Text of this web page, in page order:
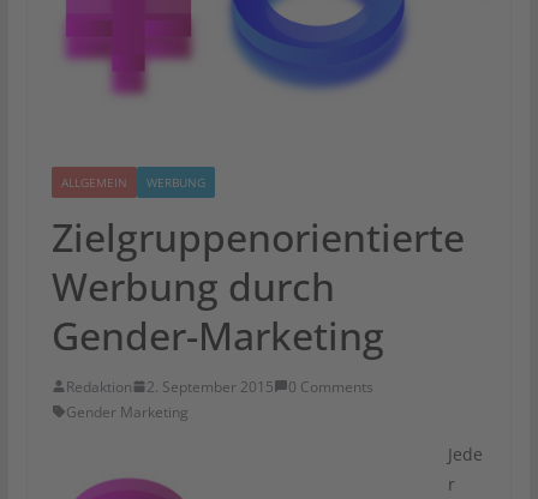
ALLGEMEIN WERBUNG
Zielgruppenorientierte
Werbung durch
Gender-Marketing
Redaktion 2. September 2015
0 Comments
Gender Marketing
Jede
r